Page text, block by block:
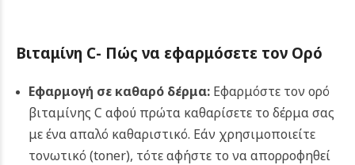
Βιταμίνη C- Πώς να εφαρμόσετε τον Ορό
Εφαρμογή σε καθαρό δέρμα:Εφαρμόστε τον ορό
βιταμίνης C αφού πρώτα καθαρίσετε το δέρμα σας
με ένα απαλό καθαριστικό. Εάν χρησιμοποιείτε
τονωτικό (toner), τότε αφήστε το να απορροφηθεί